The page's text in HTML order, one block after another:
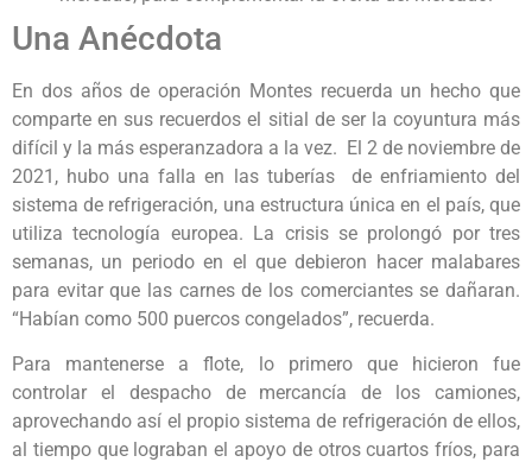
Una Anécdota
En dos años de operación Montes recuerda un hecho que
comparte en sus recuerdos el sitial de ser la coyuntura más
difícil y la más esperanzadora a la vez. El 2 de noviembre de
2021, hubo una falla en las tuberías de enfriamiento del
sistema de refrigeración, una estructura única en el país, que
utiliza tecnología europea. La crisis se prolongó por tres
semanas, un periodo en el que debieron hacer malabares
para evitar que las carnes de los comerciantes se dañaran.
“Habían como 500 puercos congelados”, recuerda.
Para mantenerse a flote, lo primero que hicieron fue
controlar el despacho de mercancía de los camiones,
aprovechando así el propio sistema de refrigeración de ellos,
al tiempo que lograban el apoyo de otros cuartos fríos, para